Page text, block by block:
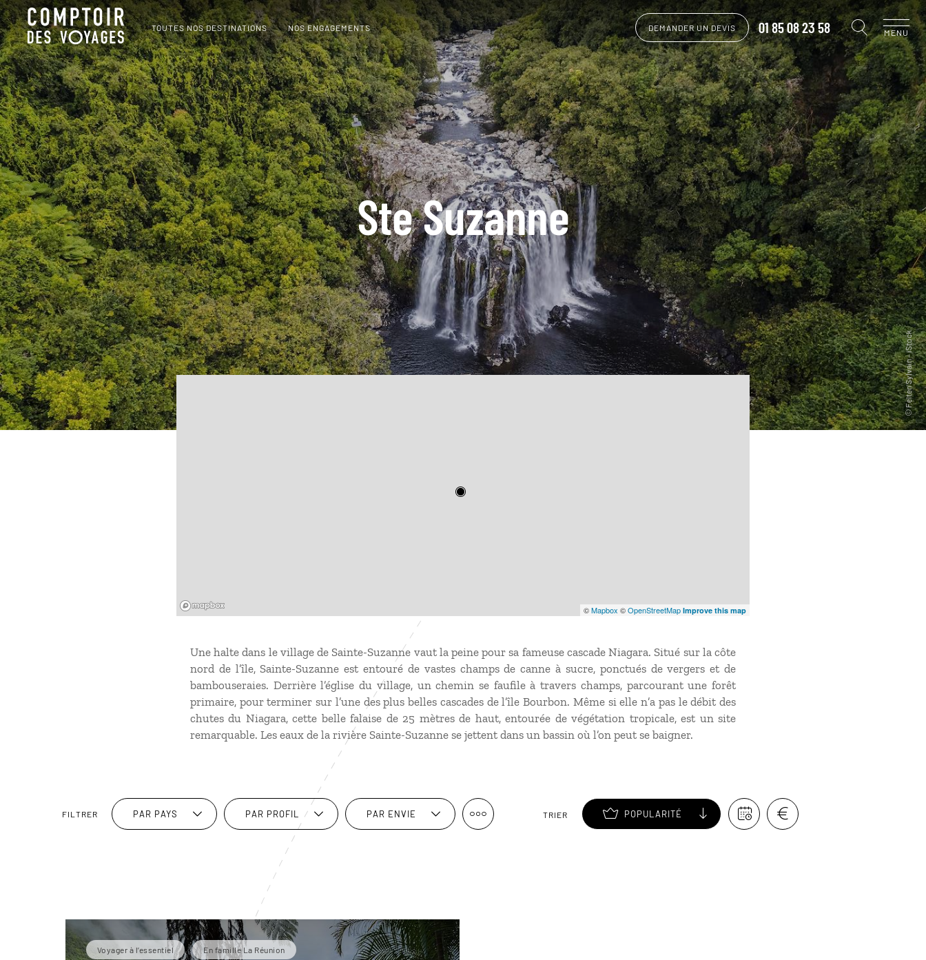
TOUTES NOS DESTINATIONS NOS ENGAGEMENTS DEMANDER UN DEVIS 01 85 08 23 58 MENU
Ste Suzanne
©Mapbox ©OpenStreetMap Improve this map
Une halte dans le village de Sainte-Suzanne vaut la peine pour sa fameuse cascade Niagara. Situé sur la côte
nord de l’île, Sainte-Suzanne est entouré de vastes champs de canne à sucre, ponctués de vergers et de
bambouseraies. Derrière l’église du village, un chemin se faufile à travers champs, parcourant une forêt
primaire, pour terminer sur l’une des plus belles cascades de l’île Bourbon. Même si elle n’a pas le débit des
chutes du Niagara, cette belle falaise de 25 mètres de haut, entourée de végétation tropicale, est un site
remarquable. Les eaux de la rivière Sainte-Suzanne se jettent dans un bassin où l’on peut se baigner.
FILTRER PAR PAYS PAR PROFIL PAR ENVIE TRIER POPULARITÉ
Voyager à l’essentiel En famille La Réunion